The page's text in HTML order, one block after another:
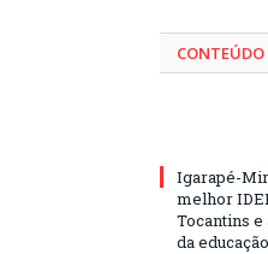
Igarapé-
melhor
Tocantins e
da